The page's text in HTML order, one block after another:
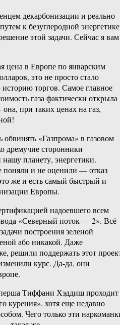
декарбонизации и реально
к безуглеродной
этой задачи. Сейчас я вам
цена в Европе по январским
это не просто стало
торгов. Самое главное
газа фактически открыла
при таких ценах на газ,
«Газпрома» в газовом
дремучие сторонники
планету, энергетики.
поняли и не оценили — отказ
же и есть самый быстрый и
Европы.
надоевшего всем
«Северный поток — 2». Всё
построения зеленой
або никакой. Даже
решили поддержать этот
курс. Да-да, они
Тиффани Хэддиш проходит
курения», хотя еще недавно
Чего только эти